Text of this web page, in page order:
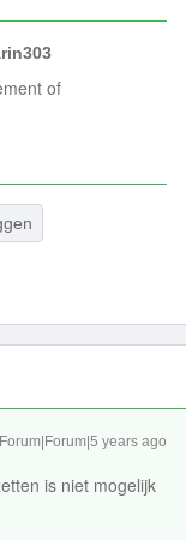
of
Forum|Forum|5 years ago
is niet mogelijk